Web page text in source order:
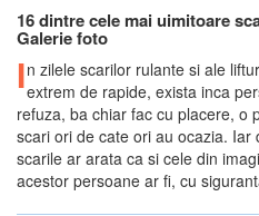
16 dintre cele mai uimitoare
Galerie foto
In zilele scarilor rulante si ale
extrem de rapide, exista inca
refuza, ba chiar fac cu placere, o
scari ori de cate ori au ocazia. Iar
scarile ar arata ca si cele din
acestor persoane ar fi, cu